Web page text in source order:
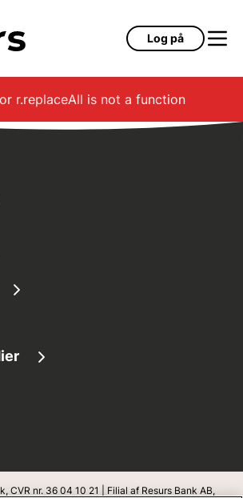
Log på
r.replaceAll is not a function
CVR nr. 36 04 10 21 | Filial af Resurs Bank AB,